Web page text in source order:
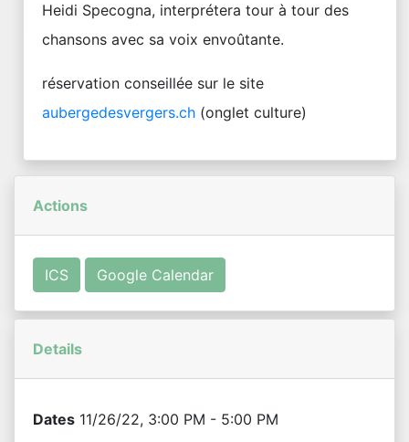
Heidi Specogna, interprétera tour à tour des
chansons avec sa voix envoûtante.
réservation conseillée sur le site
aubergedesvergers.ch (onglet culture)
Actions
ICS Google Calendar
Details
Dates 11/26/22, 3:00 PM - 5:00 PM